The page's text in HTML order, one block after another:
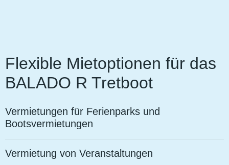
Flexible Mietoptionen für das
BALADO R Tretboot
Vermietungen für Ferienparks und
Bootsvermietungen
Vermietung von Veranstaltungen